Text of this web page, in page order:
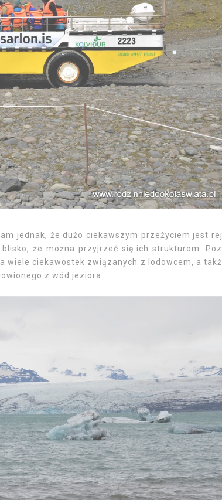
jednak, że dużo ciekawszym przeżyciem jest
że można przyjrzeć się ich strukturom.
wiele ciekawostek związanych z lodowcem, a
z wód jeziora.